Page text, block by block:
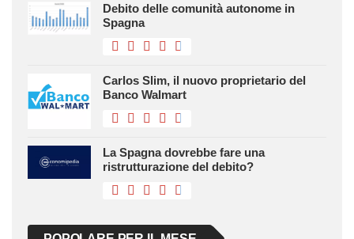
Debito delle comunità autonome in
Spagna
Carlos Slim, il nuovo proprietario del
Banco Walmart
La Spagna dovrebbe fare una
ristrutturazione del debito?